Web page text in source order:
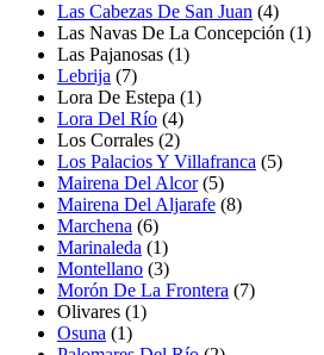
Las Cabezas De San Juan (4)
Las Navas De La Concepción (1)
Las Pajanosas (1)
Lebrija (7)
Lora De Estepa (1)
Lora Del Río (4)
Los Corrales (2)
Los Palacios Y Villafranca (5)
Mairena Del Alcor(5)
Mairena Del Aljarafe (8)
Marchena (6)
Marinaleda (1)
Montellano (3)
Morón De La Frontera (7)
Olivares (1)
Osuna (1)